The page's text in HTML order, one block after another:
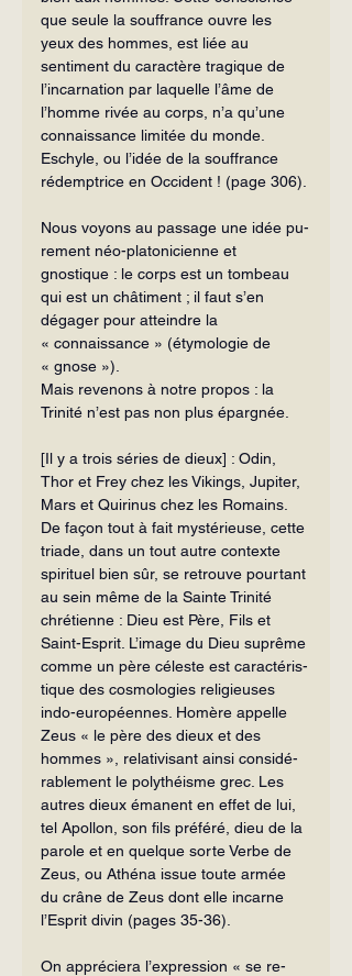
que seule la souffrance ouvre les
yeux des hommes, est liée au
sentiment du ca­ractère tragique de
l’incarnation par laquelle l’âme de
l’homme rivée au corps, n’a qu’une
connaissance limi­tée du monde.
Eschyle, ou l’idée de la souffrance
rédemptrice en Occident ! (page 306).
Nous voyons au passage une idée pu­
rement néo-platonicienne et
gnostique : le corps est un tombeau
qui est un châti­ment ; il faut s’en
dégager pour atteindre la
« connaissance » (étymologie de
« gnose »).
Mais revenons à notre propos : la
Trinité n’est pas non plus épargnée.
[Il y a trois séries de dieux] : Odin,
Thor et Frey chez les Vikings, Jupiter,
Mars et Quirinus chez les Romains.
De façon tout à fait mystérieuse, cette
triade, dans un tout autre contexte
spirituel bien sûr, se retrouve pourtant
au sein même de la Sainte Trinité
chrétienne : Dieu est Père, Fils et
Saint-Esprit. L’image du Dieu suprême
comme un père céleste est caractéris­
tique des cosmologies religieuses
indo-européennes. Homère appelle
Zeus « le père des dieux et des
hommes », relativisant ainsi considé­
rablement le polythéisme grec. Les
autres dieux émanent en effet de lui,
tel Apollon, son fils préféré, dieu de la
parole et en quelque sorte Verbe de
Zeus, ou Athéna issue toute armée
du crâne de Zeus dont elle incarne
l’Esprit divin (pages 35-36).
On appréciera l’expression « se re­